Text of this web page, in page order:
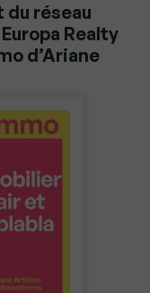
réseau
Realty
d’Ariane